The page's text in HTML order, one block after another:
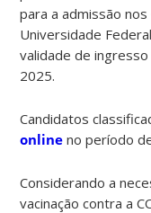
para a admissão
Universidade
validade de
2025.
Candidatos
online no período
Considerando a
vacinação contra a